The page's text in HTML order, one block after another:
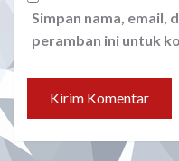
Simpan nama, email,
peramban ini untuk